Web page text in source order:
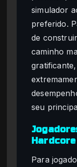
simulador
preferido.
de
caminho
seu
Hardcore
Para